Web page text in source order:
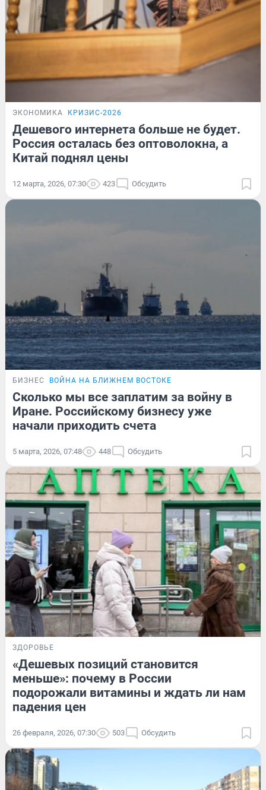
ЭКОНОМИКА КРИЗИС-2026
Дешевого интернета больше не будет.
Россия осталась без оптоволокна, а
Китай поднял цены
12 марта, 2026, 07:30 423 Обсудить
БИЗНЕС ВОЙНА НА БЛИЖНЕМ ВОСТОКЕ
Сколько мы все заплатим за войну в
Иране. Российскому бизнесу уже
начали приходить счета
5 марта, 2026, 07:48 448 Обсудить
ЗДОРОВЬЕ
«Дешевых позиций становится
меньше»: почему в России
подорожали витамины и ждать ли нам
падения цен
26 февраля, 2026, 07:30 503 Обсудить